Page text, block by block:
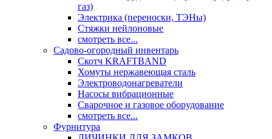
газ)
Электрика (переноски, ТЭНы)
Стяжки нейлоновые
смотреть все...
Садово-огородный инвентарь
Скотч KRAFTBAND
Хомуты нержавеющая сталь
Электроводонагреватели
Насосы вибрационные
Сварочное и газовое оборудование
смотреть все...
Фурнитура